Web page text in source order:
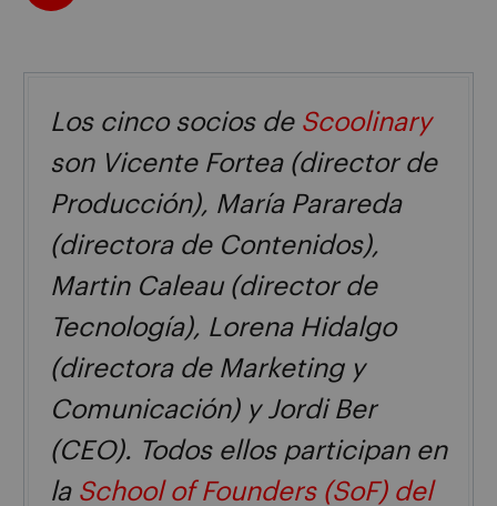
Los cinco socios de Scoolinary
son Vicente Fortea (director de
Producción), María Parareda
(directora de Contenidos),
Martin Caleau (director de
Tecnología), Lorena Hidalgo
(directora de Marketing y
Comunicación) y Jordi Ber
(CEO). Todos ellos participan en
la School of Founders (SoF) del